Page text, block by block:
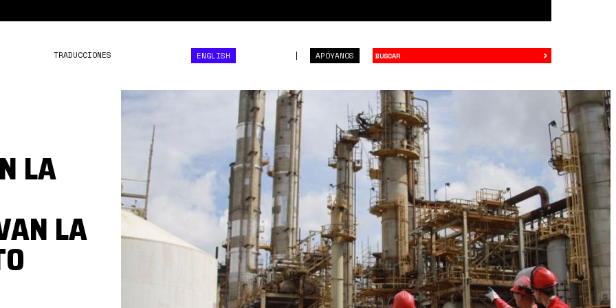
APÓYANOS
TRADUCCIONES ENGLISH ›
1*Dd3sLIpPrMiXZduUHpKWJg.jpeg
LA
LA